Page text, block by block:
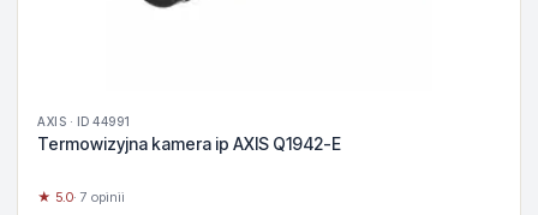
AXIS · ID 44991
Termowizyjna kamera ip AXIS Q1942-E
★ 5.0· 7 opinii